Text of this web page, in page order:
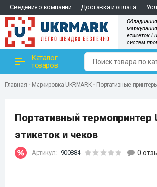
Сведения о компании Доставка и оплата
маркування
етикеток і
систем
Каталог
товаров
Главная Маркировка UKRMARK Портативные
Портативный термопринтер
этикеток и чеков
Артикул: 900884 0